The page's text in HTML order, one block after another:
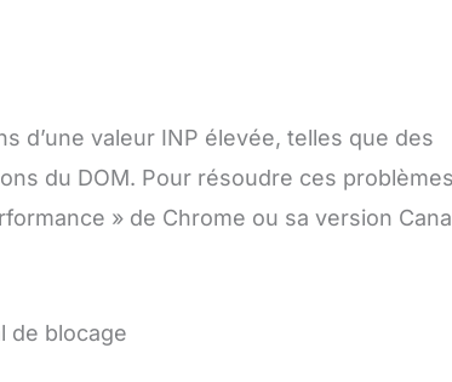
d’une valeur INP élevée, telles que des
du DOM. Pour résoudre ces
» de Chrome ou sa version
de blocage